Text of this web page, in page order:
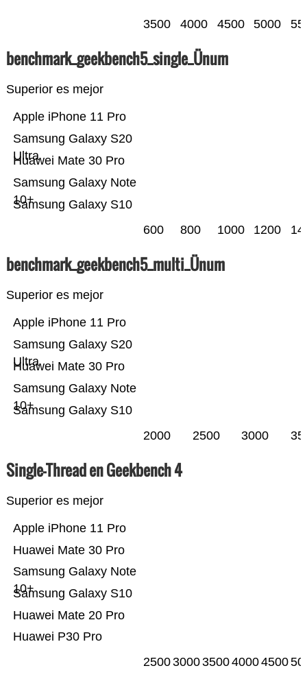
3500 4000 4500 5000
benchmark_geekbench5_single_Ünum
Superior es mejor
Samsung Galaxy S10
Samsung Galaxy Note
10+
Huawei Mate 30 Pro
Samsung Galaxy S20
Ultra
Apple iPhone 11 Pro
600 800 1000 1200
benchmark_geekbench5_multi_Ünum
Superior es mejor
Samsung Galaxy S10
Samsung Galaxy Note
10+
Huawei Mate 30 Pro
Samsung Galaxy S20
Ultra
Apple iPhone 11 Pro
2000 2500 3000
Single-Thread en Geekbench 4
Superior es mejor
Huawei P30 Pro
Huawei Mate 20 Pro
Samsung Galaxy S10
Samsung Galaxy Note
10+
Huawei Mate 30 Pro
Apple iPhone 11 Pro
25003000350040004500